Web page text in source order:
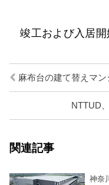
竣工および入居開
麻布台の建て替えマ
NTTUD
関連記事
神奈